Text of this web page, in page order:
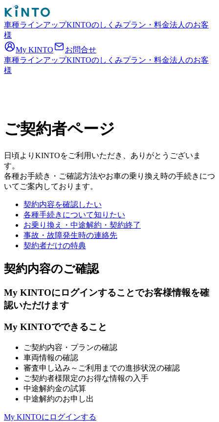
車種ラインアップKINTOのしくみプラン・料金法人のお客
様
My KINTO
お問合せ
車種ラインアップKINTOのしくみプラン・料金法人のお客
様
ご契約者ページ
日頃よりKINTOをご利用いただき、ありがとうございま
す。
各種お手続き・ご確認方法やお車の乗り換え時の手続きにつ
いてご案内しております。
契約内容を確認したい
各種手続きについて知りたい
お乗り換え・中途解約・契約終了
事故・故障発生時の連絡先
契約者だけの特典
契約内容のご確認
My KINTOにログインすることでお客様情報を確
認いただけます
My KINTOでできること
ご契約内容・プランの確認
車両情報の確認
審査申し込み～ご利用までの進捗状況の確認
ご契約者様限定のお得な情報の入手
中途解約金の試算
中途解約のお申し出
My KINTOにログインする